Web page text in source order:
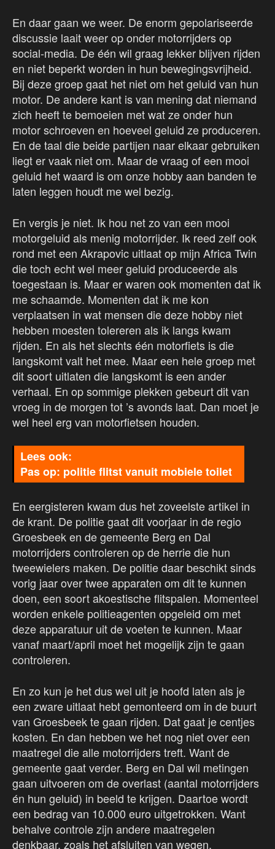
En daar gaan we weer. De enorm gepolariseerde
discussie laait weer op onder motorrijders op
social-media. De één wil graag lekker blijven rijden
en niet beperkt worden in hun bewegingsvrijheid.
Bij deze groep gaat het niet om het geluid van hun
motor. De andere kant is van mening dat niemand
zich heeft te bemoeien met wat ze onder hun
motor schroeven en hoeveel geluid ze produceren.
En de taal die beide partijen naar elkaar gebruiken
liegt er vaak niet om. Maar de vraag of een mooi
geluid het waard is om onze hobby aan banden te
laten leggen houdt me wel bezig.
En vergis je niet. Ik hou net zo van een mooi
motorgeluid als menig motorrijder. Ik reed zelf ook
rond met een Akrapovic uitlaat op mijn Africa Twin
die toch echt wel meer geluid produceerde als
toegestaan is. Maar er waren ook momenten dat ik
me schaamde. Momenten dat ik me kon
verplaatsen in wat mensen die deze hobby niet
hebben moesten tolereren als ik langs kwam
rijden. En als het slechts één motorfiets is die
langskomt valt het mee. Maar een hele groep met
dit soort uitlaten die langskomt is een ander
verhaal. En op sommige plekken gebeurt dit van
vroeg in de morgen tot ’s avonds laat. Dan moet je
wel heel erg van motorfietsen houden.
Pas op: politie flitst vanuit mobiele toilet
En eergisteren kwam dus het zoveelste artikel in
de krant. De politie gaat dit voorjaar in de regio
Groesbeek en de gemeente Berg en Dal
motorrijders controleren op de herrie die hun
tweewielers maken. De politie daar beschikt sinds
vorig jaar over twee apparaten om dit te kunnen
doen, een soort akoestische flitspalen. Momenteel
worden enkele politieagenten opgeleid om met
deze apparatuur uit de voeten te kunnen. Maar
vanaf maart/april moet het mogelijk zijn te gaan
controleren.
En zo kun je het dus wel uit je hoofd laten als je
een zware uitlaat hebt gemonteerd om in de buurt
van Groesbeek te gaan rijden. Dat gaat je centjes
kosten. En dan hebben we het nog niet over een
maatregel die alle motorrijders treft. Want de
gemeente gaat verder. Berg en Dal wil metingen
gaan uitvoeren om de overlast (aantal motorrijders
én hun geluid) in beeld te krijgen. Daartoe wordt
een bedrag van 10.000 euro uitgetrokken. Want
behalve controle zijn andere maatregelen
denkbaar, zoals het afsluiten van wegen.